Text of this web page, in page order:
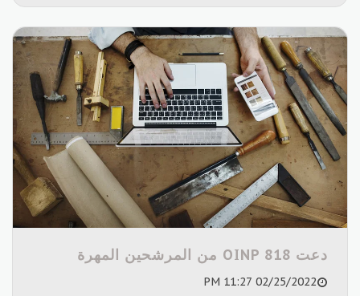
دعت OINP 818 من المرشحين المهرة
02/25/2022 11:27 PM